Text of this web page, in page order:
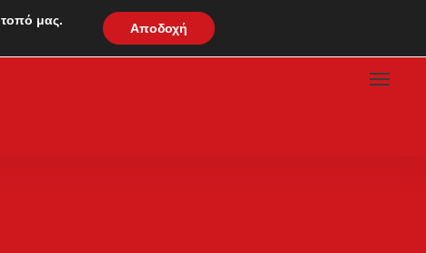
μας.
Αποδοχή